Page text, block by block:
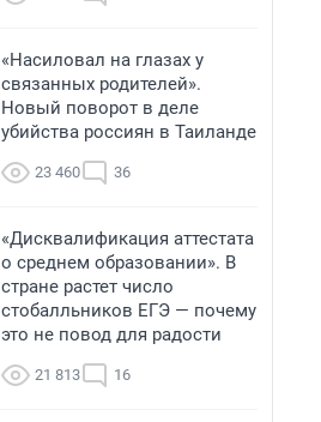
«Насиловал на глазах у
связанных родителей».
Новый поворот в деле
убийства россиян в Таиланде
23 460 36
«Дисквалификация аттестата
о среднем образовании». В
стране растет число
стобалльников ЕГЭ — почему
это не повод для радости
21 813 16